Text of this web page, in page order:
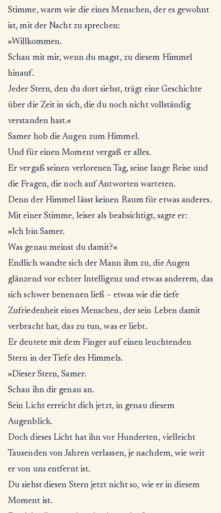
Stimme, warm wie die eines Menschen, der es gewohnt
ist, mit der Nacht zu sprechen:
»Willkommen.
Schau mit mir, wenn du magst, zu diesem Himmel
hinauf.
Jeder Stern, den du dort siehst, trägt eine Geschichte
über die Zeit in sich, die du noch nicht vollständig
verstanden hast.«
Samer hob die Augen zum Himmel.
Und für einen Moment vergaß er alles.
Er vergaß seinen verlorenen Tag, seine lange Reise und
die Fragen, die noch auf Antworten warteten.
Denn der Himmel lässt keinen Raum für etwas anderes.
Mit einer Stimme, leiser als beabsichtigt, sagte er:
»Ich bin Samer.
Was genau meinst du damit?«
Endlich wandte sich der Mann ihm zu, die Augen
glänzend vor echter Intelligenz und etwas anderem, das
sich schwer benennen ließ – etwas wie die tiefe
Zufriedenheit eines Menschen, der sein Leben damit
verbracht hat, das zu tun, was er liebt.
Er deutete mit dem Finger auf einen leuchtenden
Stern in der Tiefe des Himmels.
»Dieser Stern, Samer.
Schau ihn dir genau an.
Sein Licht erreicht dich jetzt, in genau diesem
Augenblick.
Doch dieses Licht hat ihn vor Hunderten, vielleicht
Tausenden von Jahren verlassen, je nachdem, wie weit
er von uns entfernt ist.
Du siehst diesen Stern jetzt nicht so, wie er in diesem
Moment ist.